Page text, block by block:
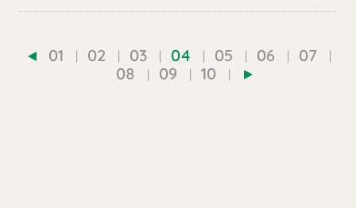
01 02 03 04 05 06
07
08
09 10